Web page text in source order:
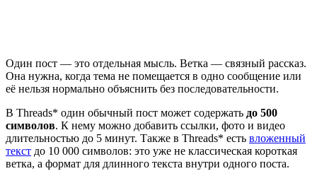
Один пост — это отдельная мысль. Ветка — связный рассказ.
Она нужна, когда тема не помещается в одно сообщение или
её нельзя нормально объяснить без последовательности.
В Threads* один обычный пост может содержать до 500
символов. К нему можно добавить ссылки, фото и видео
длительностью до 5 минут. Также в Threads* есть вложенный
текст до 10 000 символов: это уже не классическая короткая
ветка, а формат для длинного текста внутри одного поста.